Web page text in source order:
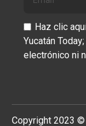
Haz clic
Yucatán
electrónico ni
Copyright 2023 ©